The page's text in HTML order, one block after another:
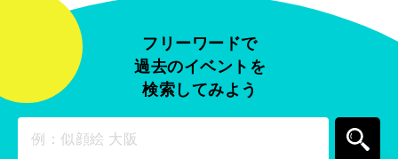
フリーワードで
過去のイベントを
検索してみよう